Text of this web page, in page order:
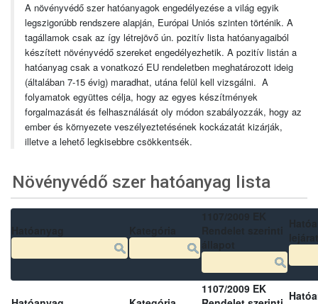
A növényvédő szer hatóanyagok engedélyezése a világ egyik
legszigorúbb rendszere alapján, Európai Uniós szinten történik. A
tagállamok csak az így létrejövő ún. pozitív lista hatóanyagaiból
készített növényvédő szereket engedélyezhetik. A pozitív listán a
hatóanyag csak a vonatkozó EU rendeletben meghatározott ideig
(általában 7-15 évig) maradhat, utána felül kell vizsgálni. A
folyamatok együttes célja, hogy az egyes készítmények
forgalmazását és felhasználását oly módon szabályozzák, hogy az
ember és környezete veszélyeztetésének kockázatát kizárják,
illetve a lehető legkisebbre csökkentsék.
Növényvédő szer hatóanyag lista
1107/2009 EK